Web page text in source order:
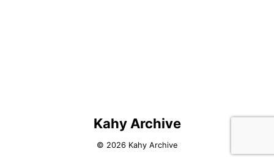
Kahy Archive
© 2026 Kahy Archive